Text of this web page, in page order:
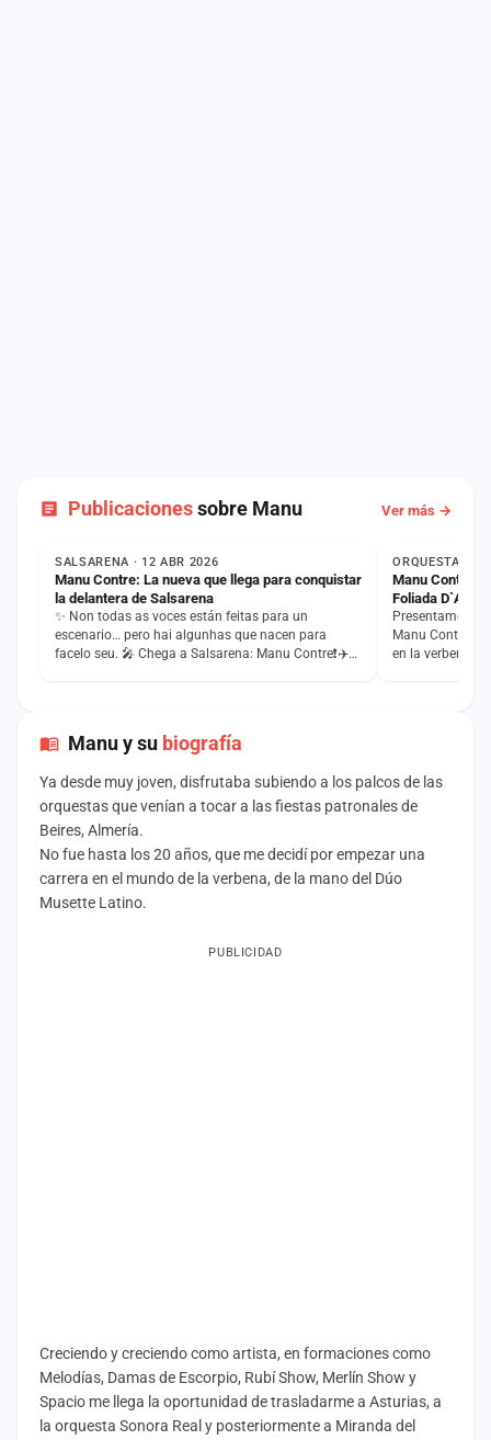
Publicacionessobre Manu Ver más →
NOTICIA
SALSARENA · 12 ABR 2026
Manu Contre: La nueva que llega para conquistar
la delantera de Salsarena
✨ Non todas as voces están feitas para un
escenario… pero hai algunhas que nacen para
facelo seu. 🎤 Chega a Salsarena: Manu Contre❗️✈️
NOTICIA
ORQUESTAS
Manu Contre,
Foliada
Presentamos al
Manu Contre,
en la verbena
Manu y su biografía
Ya desde muy joven, disfrutaba subiendo a los palcos de las
orquestas que venían a tocar a las fiestas patronales de
Beires, Almería.
No fue hasta los 20 años, que me decidí por empezar una
carrera en el mundo de la verbena, de la mano del Dúo
Musette Latino.
PUBLICIDAD
Creciendo y creciendo como artista, en formaciones como
Melodías, Damas de Escorpio, Rubí Show, Merlín Show y
Spacio me llega la oportunidad de trasladarme a Asturias, a
la orquesta Sonora Real y posteriormente a Miranda del